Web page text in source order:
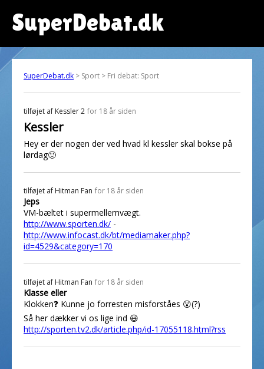
SuperDebat.dk
SuperDebat.dk > Sport > Fri debat: Sport
tilføjet af Kessler 2 for 18 år siden
Kessler
Hey er der nogen der ved hvad kl kessler skal bokse på
lørdag🙂
tilføjet af Hitman Fan for 18 år siden
Jeps
VM-bæltet i supermellemvægt.
http://www.sporten.dk/ -
http://www.infocast.dk/bt/mediamaker.php?
id=4529&category=170
tilføjet af Hitman Fan for 18 år siden
Klasse eller
Klokken❓ Kunne jo forresten misforståes 😮(?)
Så her dækker vi os lige ind 😃
http://sporten.tv2.dk/article.php/id-17055118.html?rss